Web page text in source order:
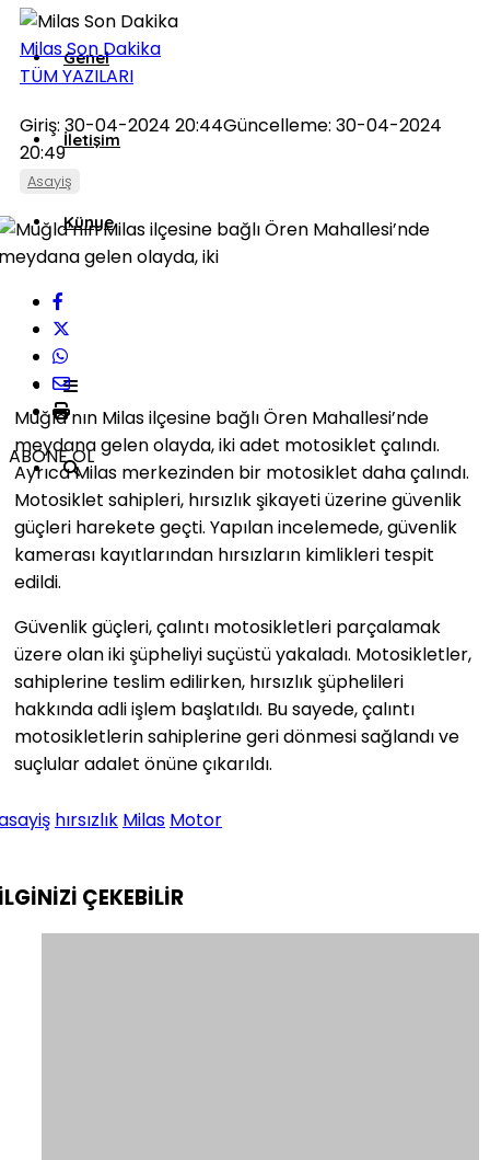
Genel
İletişim
Künye
Milas Son Dakika
TÜM YAZILARI
Giriş: 30-04-2024 20:44Güncelleme: 30-04-2024
20:49
Asayiş
ABONE OL
Muğla’nın Milas ilçesine bağlı Ören Mahallesi’nde
meydana gelen olayda, iki adet motosiklet çalındı.
Ayrıca Milas merkezinden bir motosiklet daha çalındı.
Motosiklet sahipleri, hırsızlık şikayeti üzerine güvenlik
güçleri harekete geçti. Yapılan incelemede, güvenlik
kamerası kayıtlarından hırsızların kimlikleri tespit
edildi.
Güvenlik güçleri, çalıntı motosikletleri parçalamak
üzere olan iki şüpheliyi suçüstü yakaladı. Motosikletler,
sahiplerine teslim edilirken, hırsızlık şüphelileri
hakkında adli işlem başlatıldı. Bu sayede, çalıntı
motosikletlerin sahiplerine geri dönmesi sağlandı ve
suçlular adalet önüne çıkarıldı.
hırsızlık Milas Motor
ÇEKEBİLİR